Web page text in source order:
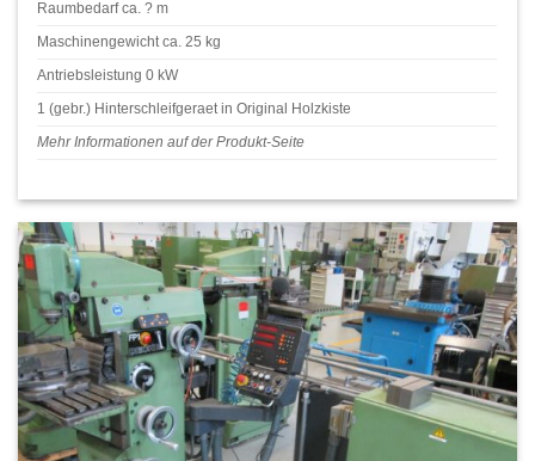
Raumbedarf ca. ? m
Maschinengewicht ca. 25 kg
Antriebsleistung 0 kW
1 (gebr.) Hinterschleifgeraet in Original Holzkiste
Mehr Informationen auf der Produkt-Seite